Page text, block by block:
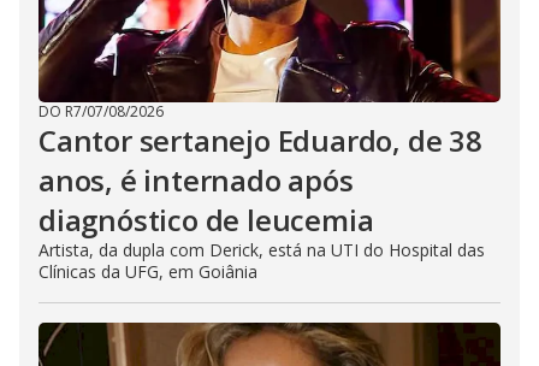
DO R7/07/08/2026
Cantor sertanejo Eduardo, de 38
anos, é internado após
diagnóstico de leucemia
Artista, da dupla com Derick, está na UTI do Hospital das
Clínicas da UFG, em Goiânia